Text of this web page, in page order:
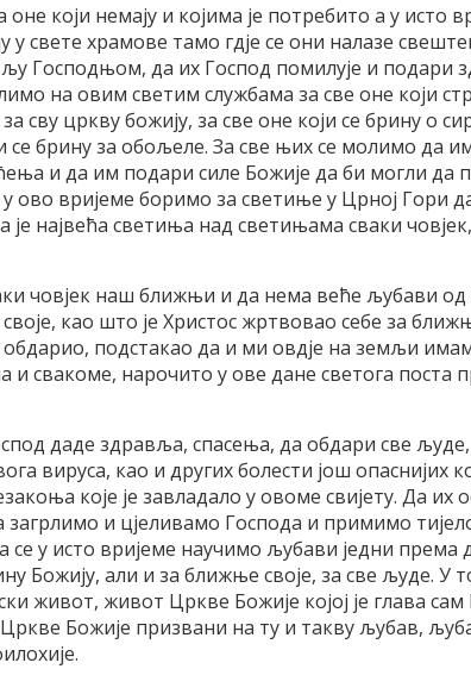
који немају и којима је потребито а у исто
у свете храмове тамо гдје се они налазе
Господњом, да их Господ помилује и
на овим светим службама за све оне који
сву цркву божију, за све оне који се брину о
брину за обољеле. За све њих се молимо да
и да им подари силе Божије да би могли да
ово вријеме боримо за светиње у Црној Гори
највећа светиња над светињама сваки
човјек наш ближњи и да нема веће љубави
као што је Христос жртвовао себе за
подстакао да и ми овдје на земљи
и свакоме, нарочито у ове дане светога поста
даде здравља, спасења, да обдари све
вируса, као и других болести још опаснијих
које је завладало у овоме свијету. Да их
и цјеливамо Господа и примимо
се у исто вријеме научимо љубави једни према
Божију, али и за ближње своје, за све људе. У
живот, живот Цркве Божије којој је глава сам
Божије призвани на ту и такву љубав,